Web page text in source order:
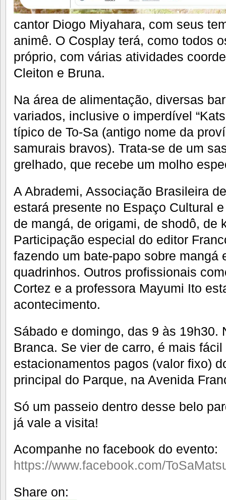
cantor Diogo Miyahara, com seus
animê. O Cosplay terá, como todos
próprio, com várias atividades
Cleiton e Bruna.
Na área de alimentação, diversas
variados, inclusive o imperdível
típico de To-Sa (antigo nome da
samurais bravos). Trata-se de um
grelhado, que recebe um molho
A Abrademi, Associação Brasileira
estará presente no Espaço Cultural
de mangá, de origami, de shodô, de
Participação especial do editor
fazendo um bate-papo sobre mangá
quadrinhos. Outros profissionais
Cortez e a professora Mayumi Ito
acontecimento.
Sábado e domingo, das 9 às 19h30.
Branca. Se vier de carro, é mais
estacionamentos pagos (valor fixo)
principal do Parque, na Avenida
Só um passeio dentro desse belo
já vale a visita!
Acompanhe no facebook do evento:
https://www.facebook.com/
Share on: